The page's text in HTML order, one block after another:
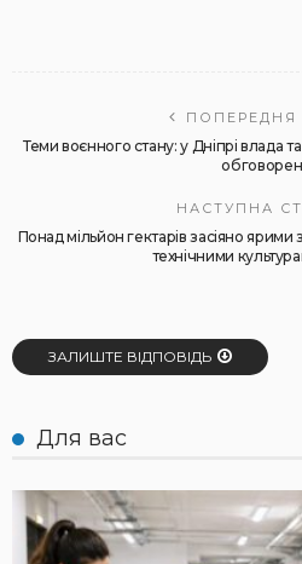
ПОПЕРЕДНЯ
Теми воєнного стану: у Дніпрі влада
НАСТУПНА
Понад мільйон гектарів засіяно
технічними
ЗАЛИШТЕ ВІДПОВІДЬ
Для вас